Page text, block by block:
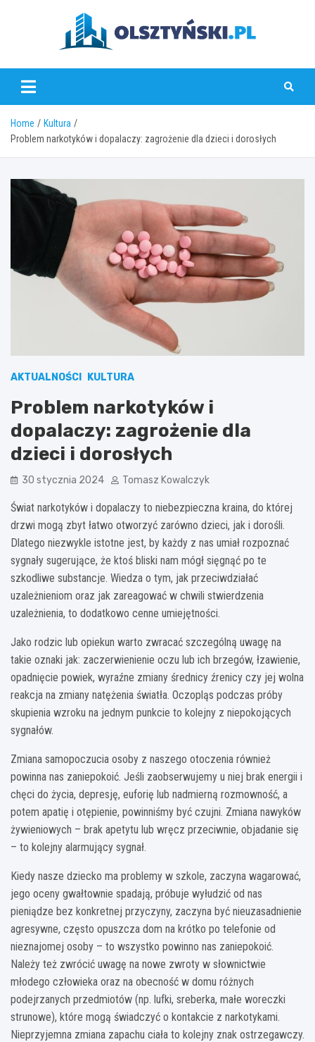
olsztynski.pl
Home
Kultura
Problem narkotyków i dopalaczy: zagrożenie dla dzieci i dorosłych
AKTUALNOŚCI KULTURA
Problem narkotyków i
dopalaczy: zagrożenie dla
dzieci i dorosłych
30 stycznia 2024 Tomasz Kowalczyk
Świat narkotyków i dopalaczy to niebezpieczna kraina, do której
drzwi mogą zbyt łatwo otworzyć zarówno dzieci, jak i dorośli.
Dlatego niezwykle istotne jest, by każdy z nas umiał rozpoznać
sygnały sugerujące, że ktoś bliski nam mógł sięgnąć po te
szkodliwe substancje. Wiedza o tym, jak przeciwdziałać
uzależnieniom oraz jak zareagować w chwili stwierdzenia
uzależnienia, to dodatkowo cenne umiejętności.
Jako rodzic lub opiekun warto zwracać szczególną uwagę na
takie oznaki jak: zaczerwienienie oczu lub ich brzegów, łzawienie,
opadnięcie powiek, wyraźne zmiany średnicy źrenicy czy jej wolna
reakcja na zmiany natężenia światła. Oczopląs podczas próby
skupienia wzroku na jednym punkcie to kolejny z niepokojących
sygnałów.
Zmiana samopoczucia osoby z naszego otoczenia również
powinna nas zaniepokoić. Jeśli zaobserwujemy u niej brak energii i
chęci do życia, depresję, euforię lub nadmierną rozmowność, a
potem apatię i otępienie, powinniśmy być czujni. Zmiana nawyków
żywieniowych – brak apetytu lub wręcz przeciwnie, objadanie się
– to kolejny alarmujący sygnał.
Kiedy nasze dziecko ma problemy w szkole, zaczyna wagarować,
jego oceny gwałtownie spadają, próbuje wyłudzić od nas
pieniądze bez konkretnej przyczyny, zaczyna być nieuzasadnienie
agresywne, często opuszcza dom na krótko po telefonie od
nieznajomej osoby – to wszystko powinno nas zaniepokoić.
Należy też zwrócić uwagę na nowe zwroty w słownictwie
młodego człowieka oraz na obecność w domu różnych
podejrzanych przedmiotów (np. lufki, sreberka, małe woreczki
strunowe), które mogą świadczyć o kontakcie z narkotykami.
Nieprzyjemna zmiana zapachu ciała to kolejny znak ostrzegawczy.